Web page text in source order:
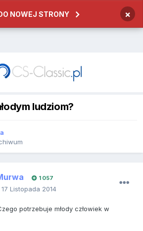
NOWEJ STRONY ×
ludziom?
1 057
17 Listopada 2014
potrzebuje młody człowiek w